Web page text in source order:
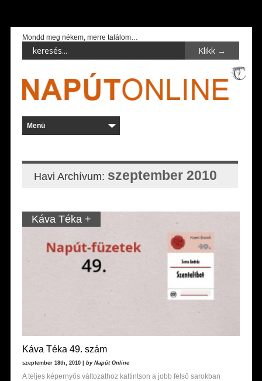
Mondd meg nékem, merre találom…
Havi Archívum: szeptember 2010
Káva Téka +
Káva Téka 49. szám
szeptember 18th, 2010 | by Napút Online
A teljes képernyős változathoz kattintson a jobb felső sarokban